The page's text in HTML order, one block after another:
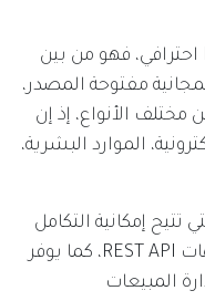
يعتبر نظام دوليبار أفضل برنامج ERP احترافي، فهو من بين
مفتوحة المصدر،
الأنواع، إذ إن
الموارد البشرية،
تتيح إمكانية التكامل
مع تطبيقات الطرف الثالث عبر واجهات REST API، كما يوفر
المبيعات